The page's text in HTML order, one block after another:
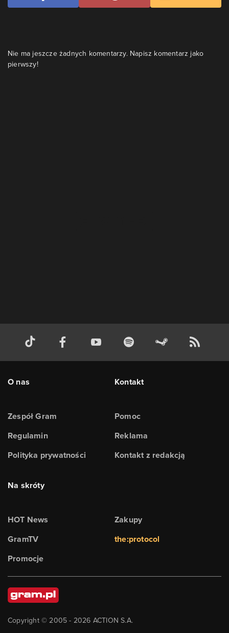
Nie ma jeszcze żadnych komentarzy. Napisz komentarz jako
pierwszy!
O nas
Zespół Gram
Regulamin
Polityka prywatności
Kontakt
Pomoc
Reklama
Kontakt z redakcją
Na skróty
HOT News
GramTV
Promocje
Zakupy
the:protocol
Copyright © 2005 - 2026 ACTION S.A.